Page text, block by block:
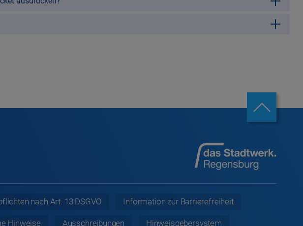
nach Art. 13 DSGVO Information zur Barrierefreiheit
Hinweise Ausschreibungen Hinweisgebersystem